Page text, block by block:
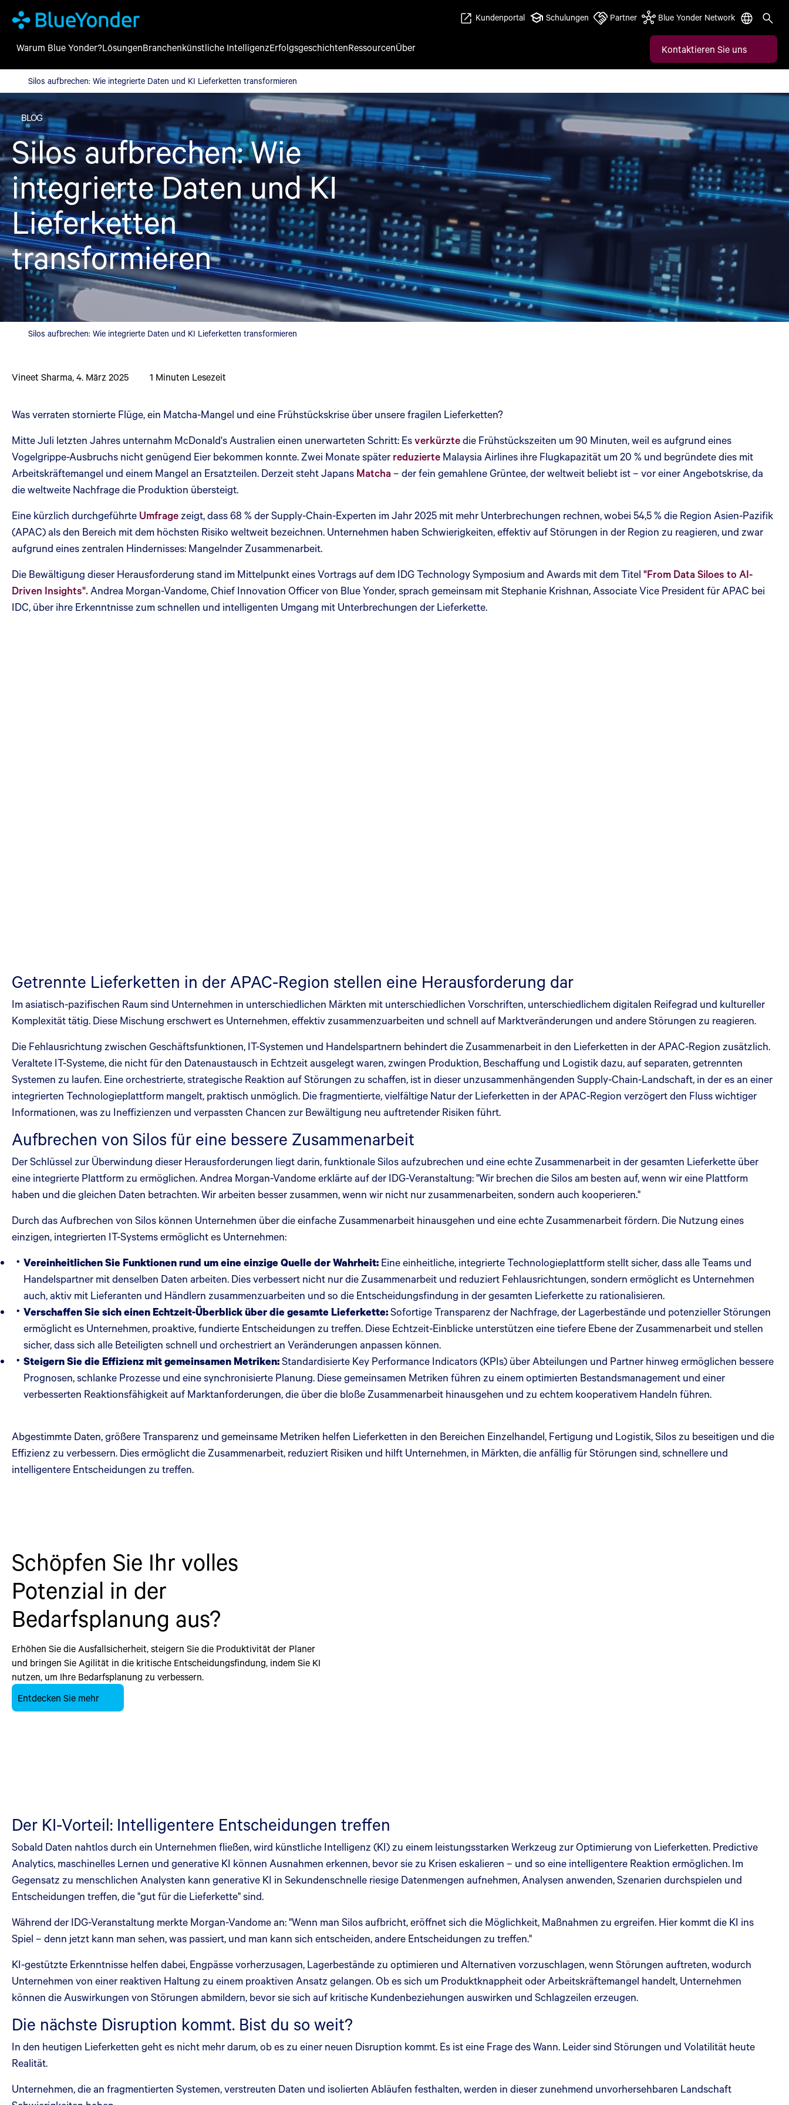
Silos aufbrechen: Wie integrierte Daten und KI Lieferketten transformieren
Kundenportal Schulungen Partner Blue Yonder Network
Warum Blue Yonder?LösungenBranchenkünstliche IntelligenzErfolgsgeschichtenRessourcenÜber Kontaktieren Sie uns
Silos aufbrechen: Wie integrierte Daten und KI Lieferketten transformieren
BLOG
Silos aufbrechen: Wie
integrierte Daten und KI
Lieferketten
transformieren
Silos aufbrechen: Wie integrierte Daten und KI Lieferketten transformieren
Vineet Sharma,4. März 2025 1 Minuten Lesezeit
Was verraten stornierte Flüge, ein Matcha-Mangel und eine Frühstückskrise über unsere fragilen Lieferketten?
Mitte Juli letzten Jahres unternahm McDonald's Australien einen unerwarteten Schritt: Esverkürztedie Frühstückszeiten um 90 Minuten, weil es aufgrund eines
Vogelgrippe-Ausbruchs nicht genügend Eier bekommen konnte. Zwei Monate später reduzierte Malaysia Airlines ihre Flugkapazität um 20 % und begründete dies mit
Arbeitskräftemangel und einem Mangel an Ersatzteilen. Derzeit steht Japans Matcha – der fein gemahlene Grüntee, der weltweit beliebt ist – vor einer Angebotskrise, da
die weltweite Nachfrage die Produktion übersteigt.
Eine kürzlich durchgeführte Umfragezeigt, dass 68 % der Supply-Chain-Experten im Jahr 2025 mit mehr Unterbrechungen rechnen, wobei 54,5 % die Region Asien-Pazifik
(APAC) als den Bereich mit dem höchsten Risiko weltweit bezeichnen. Unternehmen haben Schwierigkeiten, effektiv auf Störungen in der Region zu reagieren, und zwar
aufgrund eines zentralen Hindernisses: Mangelnder Zusammenarbeit.
Die Bewältigung dieser Herausforderung stand im Mittelpunkt eines Vortrags auf dem IDG Technology Symposium and Awards mit dem Titel "From Data Siloes to AI-
Driven Insights".Andrea Morgan-Vandome, Chief Innovation Officer von Blue Yonder, sprach gemeinsam mit Stephanie Krishnan, Associate Vice President für APAC bei
IDC, über ihre Erkenntnisse zum schnellen und intelligenten Umgang mit Unterbrechungen der Lieferkette.
Getrennte Lieferketten in der APAC-Region stellen eine Herausforderung dar
Im asiatisch-pazifischen Raum sind Unternehmen in unterschiedlichen Märkten mit unterschiedlichen Vorschriften, unterschiedlichem digitalen Reifegrad und kultureller
Komplexität tätig. Diese Mischung erschwert es Unternehmen, effektiv zusammenzuarbeiten und schnell auf Marktveränderungen und andere Störungen zu reagieren.
Die Fehlausrichtung zwischen Geschäftsfunktionen, IT-Systemen und Handelspartnern behindert die Zusammenarbeit in den Lieferketten in der APAC-Region zusätzlich.
Veraltete IT-Systeme, die nicht für den Datenaustausch in Echtzeit ausgelegt waren, zwingen Produktion, Beschaffung und Logistik dazu, auf separaten, getrennten
Systemen zu laufen. Eine orchestrierte, strategische Reaktion auf Störungen zu schaffen, ist in dieser unzusammenhängenden Supply-Chain-Landschaft, in der es an einer
integrierten Technologieplattform mangelt, praktisch unmöglich. Die fragmentierte, vielfältige Natur der Lieferketten in der APAC-Region verzögert den Fluss wichtiger
Informationen, was zu Ineffizienzen und verpassten Chancen zur Bewältigung neu auftretender Risiken führt.
Aufbrechen von Silos für eine bessere Zusammenarbeit
Der Schlüssel zur Überwindung dieser Herausforderungen liegt darin, funktionale Silos aufzubrechen und eine echte Zusammenarbeit in der gesamten Lieferkette über
eine integrierte Plattform zu ermöglichen. Andrea Morgan-Vandome erklärte auf der IDG-Veranstaltung: "Wir brechen die Silos am besten auf, wenn wir eine Plattform
haben und die gleichen Daten betrachten. Wir arbeiten besser zusammen, wenn wir nicht nur zusammenarbeiten, sondern auch kooperieren."
Durch das Aufbrechen von Silos können Unternehmen über die einfache Zusammenarbeit hinausgehen und eine echte Zusammenarbeit fördern. Die Nutzung eines
einzigen, integrierten IT-Systems ermöglicht es Unternehmen:
Vereinheitlichen Sie Funktionen rund um eine einzige Quelle der Wahrheit: Eine einheitliche, integrierte Technologieplattform stellt sicher, dass alle Teams und
Handelspartner mit denselben Daten arbeiten. Dies verbessert nicht nur die Zusammenarbeit und reduziert Fehlausrichtungen, sondern ermöglicht es Unternehmen
auch, aktiv mit Lieferanten und Händlern zusammenzuarbeiten und so die Entscheidungsfindung in der gesamten Lieferkette zu rationalisieren.
Verschaffen Sie sich einen Echtzeit-Überblick über die gesamte Lieferkette:Sofortige Transparenz der Nachfrage, der Lagerbestände und potenzieller Störungen
ermöglicht es Unternehmen, proaktive, fundierte Entscheidungen zu treffen. Diese Echtzeit-Einblicke unterstützen eine tiefere Ebene der Zusammenarbeit und stellen
sicher, dass sich alle Beteiligten schnell und orchestriert an Veränderungen anpassen können.
Steigern Sie die Effizienz mit gemeinsamen Metriken:Standardisierte Key Performance Indicators (KPIs) über Abteilungen und Partner hinweg ermöglichen bessere
Prognosen, schlanke Prozesse und eine synchronisierte Planung. Diese gemeinsamen Metriken führen zu einem optimierten Bestandsmanagement und einer
verbesserten Reaktionsfähigkeit auf Marktanforderungen, die über die bloße Zusammenarbeit hinausgehen und zu echtem kooperativem Handeln führen.
Abgestimmte Daten, größere Transparenz und gemeinsame Metriken helfen Lieferketten in den Bereichen Einzelhandel, Fertigung und Logistik, Silos zu beseitigen und die
Effizienz zu verbessern. Dies ermöglicht die Zusammenarbeit, reduziert Risiken und hilft Unternehmen, in Märkten, die anfällig für Störungen sind, schnellere und
intelligentere Entscheidungen zu treffen.
Schöpfen Sie Ihr volles
Potenzial in der
Bedarfsplanung aus?
Erhöhen Sie die Ausfallsicherheit, steigern Sie die Produktivität der Planer
und bringen Sie Agilität in die kritische Entscheidungsfindung, indem Sie KI
nutzen, um Ihre Bedarfsplanung zu verbessern.
Entdecken Sie mehr
Der KI-Vorteil: Intelligentere Entscheidungen treffen
Sobald Daten nahtlos durch ein Unternehmen fließen, wird künstliche Intelligenz (KI) zu einem leistungsstarken Werkzeug zur Optimierung von Lieferketten. Predictive
Analytics, maschinelles Lernen und generative KI können Ausnahmen erkennen, bevor sie zu Krisen eskalieren – und so eine intelligentere Reaktion ermöglichen. Im
Gegensatz zu menschlichen Analysten kann generative KI in Sekundenschnelle riesige Datenmengen aufnehmen, Analysen anwenden, Szenarien durchspielen und
Entscheidungen treffen, die "gut für die Lieferkette" sind.
Während der IDG-Veranstaltung merkte Morgan-Vandome an: "Wenn man Silos aufbricht, eröffnet sich die Möglichkeit, Maßnahmen zu ergreifen. Hier kommt die KI ins
Spiel – denn jetzt kann man sehen, was passiert, und man kann sich entscheiden, andere Entscheidungen zu treffen."
KI-gestützte Erkenntnisse helfen dabei, Engpässe vorherzusagen, Lagerbestände zu optimieren und Alternativen vorzuschlagen, wenn Störungen auftreten, wodurch
Unternehmen von einer reaktiven Haltung zu einem proaktiven Ansatz gelangen. Ob es sich um Produktknappheit oder Arbeitskräftemangel handelt, Unternehmen
können die Auswirkungen von Störungen abmildern, bevor sie sich auf kritische Kundenbeziehungen auswirken und Schlagzeilen erzeugen.
Die nächste Disruption kommt. Bist du so weit?
In den heutigen Lieferketten geht es nicht mehr darum, ob es zu einer neuen Disruption kommt. Es ist eine Frage des Wann. Leider sind Störungen und Volatilität heute
Realität.
Unternehmen, die an fragmentierten Systemen, verstreuten Daten und isolierten Abläufen festhalten, werden in dieser zunehmend unvorhersehbaren Landschaft